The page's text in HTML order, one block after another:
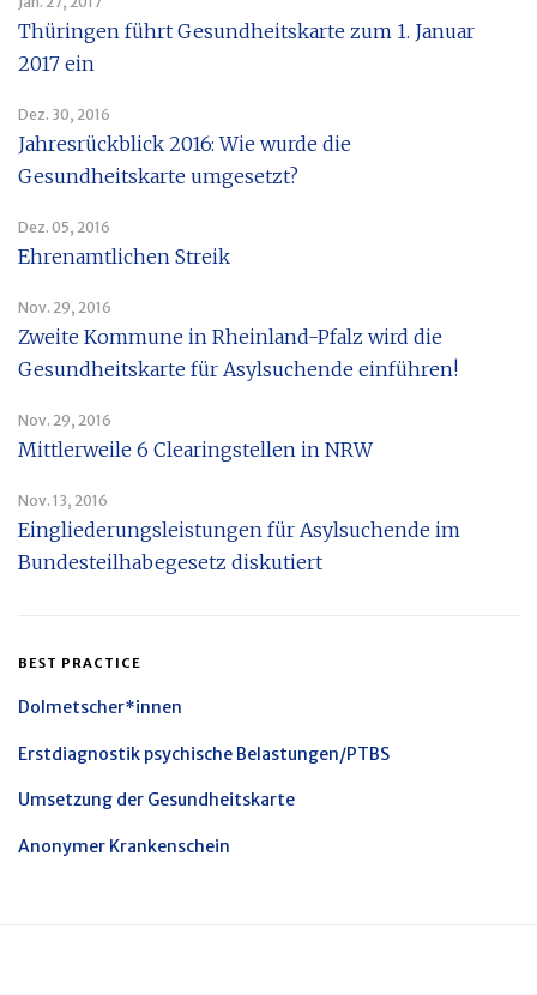
Thüringen führt Gesundheitskarte zum 1. Januar
2017 ein
Dez. 30, 2016
Jahresrückblick 2016: Wie wurde die
Gesundheitskarte umgesetzt?
Dez. 05, 2016
Ehrenamtlichen Streik
Nov. 29, 2016
Zweite Kommune in Rheinland-Pfalz wird die
Gesundheitskarte für Asylsuchende einführen!
Nov. 29, 2016
Mittlerweile 6 Clearingstellen in NRW
Nov. 13, 2016
Eingliederungsleistungen für Asylsuchende im
Bundesteilhabegesetz diskutiert
BEST PRACTICE
Dolmetscher*innen
Erstdiagnostik psychische Belastungen/PTBS
Umsetzung der Gesundheitskarte
Anonymer Krankenschein